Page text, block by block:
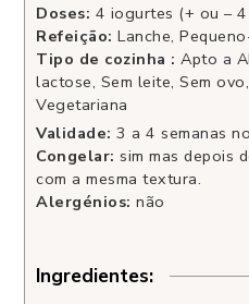
Doses: 4 iogurtes (+ ou –
Refeição: Lanche,
Tipo de cozinha : Apto a
lactose, Sem leite, Sem
Vegetariana
Validade: 3 a 4 semanas
Congelar: sim mas depois
com a mesma textura.
Alergénios: não
Ingredientes: